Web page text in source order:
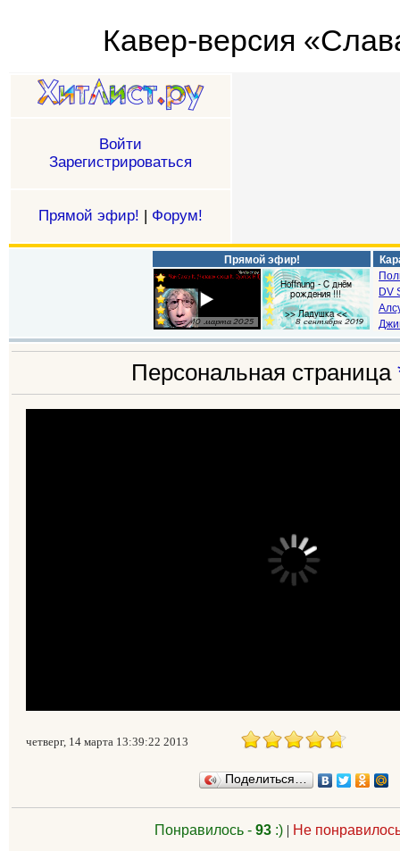
Кавер-версия
Войти
Зарегистрироваться
Прямой эфир! | Форум!
Прямой эфир!
DV
Персональная страница
четверг, 14 марта 13:39:22 2013
Поделиться…
Понравилось -93 :) | Не